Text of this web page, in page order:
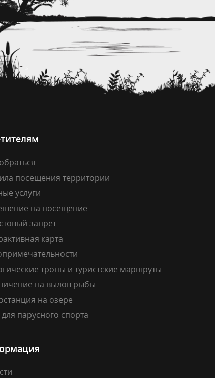
посещения территории
услуги
на посещение
запрет
карта
тропы и туристские маршруты
на вылов рыбы
на озере
парусного спорта